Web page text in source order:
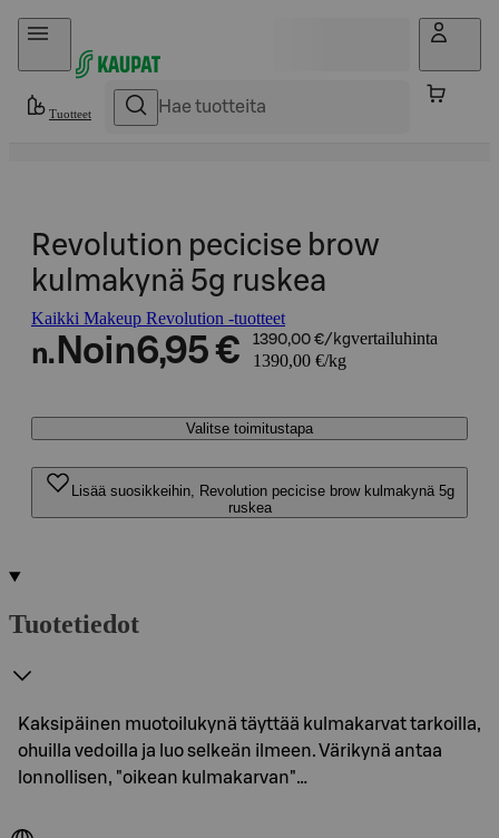
Hyppää sisältöön
Tuotteet
Revolution pecicise brow
kulmakynä 5g ruskea
Kaikki Makeup Revolution -tuotteet
n. Noin6,95 € 1390,00 €/kgvertailuhinta
1390,00 €/kg
Valitse toimitustapa
Lisää suosikkeihin, Revolution pecicise brow kulmakynä 5g
ruskea
Tuotetiedot
Kaksipäinen muotoilukynä täyttää kulmakarvat tarkoilla,
ohuilla vedoilla ja luo selkeän ilmeen. Värikynä antaa
lonnollisen, "oikean kulmakarvan"…